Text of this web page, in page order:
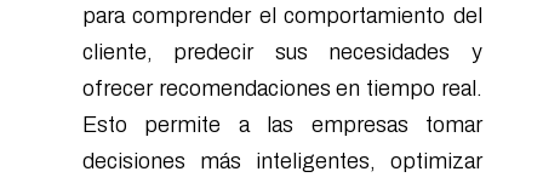
para comprender el comportamiento del
cliente, predecir sus necesidades y
ofrecer recomendaciones en tiempo real.
Esto permite a las empresas tomar
decisiones más inteligentes, optimizar